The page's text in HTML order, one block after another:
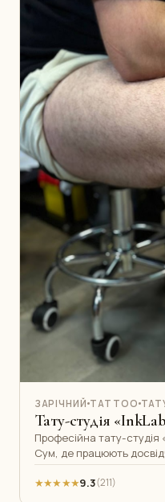
ЗАРІЧНИЙ TATTOO
Тату-студія
Професійна тату-студія
Сум, де працюють
тату. Стерильне
★★★★★9.3(211)